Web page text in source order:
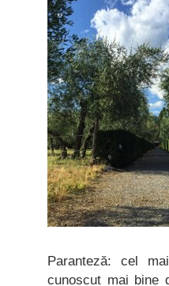
Paranteză: cel
cunoscut mai bine